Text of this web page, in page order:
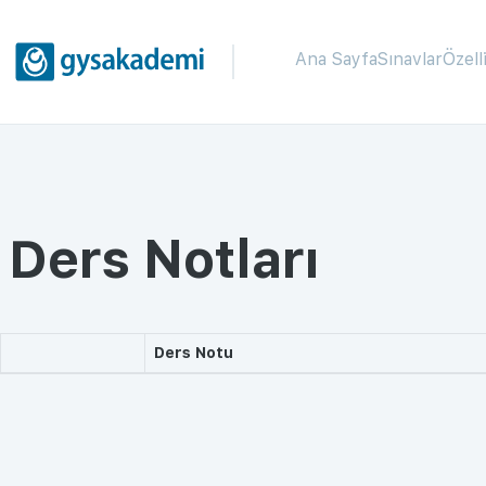
Ana SayfaSınavlar
Ders Notları
Ders Notu